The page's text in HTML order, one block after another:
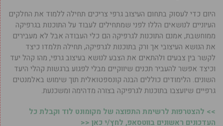
היום כדי לעסוק בתחום העיצוב גרפי צריכים תחילה ללמוד את החלקים
העיוניים לנושאים הללו לפני שמתחילים לעבוד על התוכנות בגרפיקה
ממוחשבת, אמנם התוכנות לגרפיקה הם כלי העבודה אבל לא מעבירים
את הנושא העיצובי אך ורק בתוכנות לגרפיקה, תחילה תלמדו כיצד
לקשר בין צבעים ולהתאים את הצבע לנושא בעיצוב גרפי, מהו קהל יעד
וכיצד אפשר להעביר תכנים שיווקיים מבלי לפגוע ברגשות קהלי היעד
השונים. הלימודים כוללים הבנה קונספטואלית תוך שימוש באלמנטים
גרפיים שיועצבו בתוכנות לגרפיקה בצורה מדהימה ומשכנעת.
>> להצטרפות לרשימת התפוצה של מקומונט לוד וקבלת כל
העדכונים ראשונים בווטסאפ, לחץ/י כאן <<